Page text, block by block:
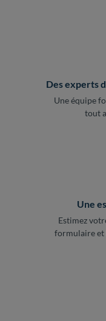
Des experts
Une équipe
tout
Une
Estimez
formulaire et